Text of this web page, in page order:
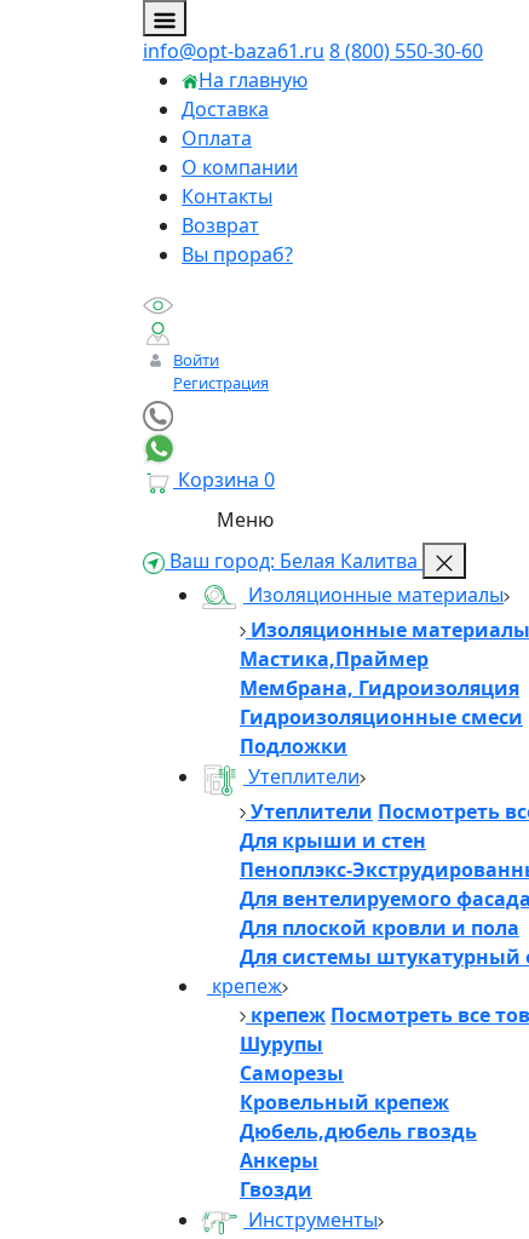
info@opt-baza61.ru 8 (800) 550-30-60
На главную
Доставка
Оплата
О компании
Контакты
Возврат
Вы прораб?
Войти
Регистрация
Корзина 0
Меню
Ваш город: Белая Калитва
Изоляционные материалы
Изоляционные материалы
Мастика,Праймер
Мембрана, Гидроизоляция
Гидроизоляционные смеси
Подложки
Утеплители
Утеплители Посмотреть
Для крыши и стен
Пеноплэкс-
Для вентелируемого фасада
Для плоской кровли и пола
Для системы штукатурный
крепеж
крепеж Посмотреть все
Шурупы
Саморезы
Кровельный крепеж
Дюбель,дюбель гвоздь
Анкеры
Гвозди
Инструменты